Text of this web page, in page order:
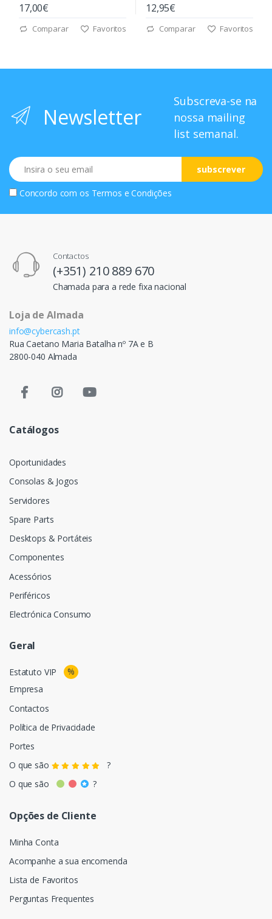
17,00€
Comparar Favoritos
12,95€
Comparar Favoritos
Newsletter
Subscreva-se na
nossa mailing
list semanal.
Email
subscrever
Concordo com os Termos e Condições
Contactos
(+351) 210 889 670
Chamada para a rede fixa nacional
Loja de Almada
info@cybercash.pt
Rua Caetano Maria Batalha nº 7A e B
2800-040 Almada
Catálogos
Oportunidades
Consolas & Jogos
Servidores
Spare Parts
Desktops & Portáteis
Componentes
Acessórios
Periféricos
Electrónica Consumo
Geral
Estatuto VIP
%
Empresa
Contactos
Política de Privacidade
Portes
O que são
?
O que são
?
Opções de Cliente
Minha Conta
Acompanhe a sua encomenda
Lista de Favoritos
Perguntas Frequentes